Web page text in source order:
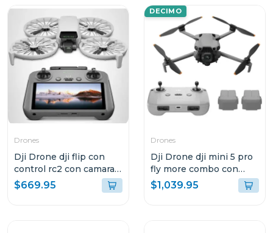
Drones
Dji Drone dji flip con
control rc2 con camara
4k uhd
$669.95
DECIMO
Drones
Dji Drone dji mini 5 pro
fly more combo con
control remoto rc-n3
$1,039.95